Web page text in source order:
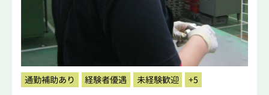
通勤補助あり 経験者優遇 未経験歓迎 +5